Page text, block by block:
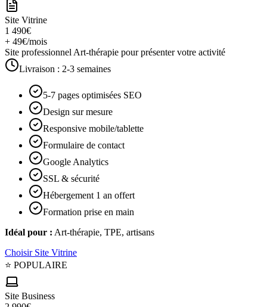
Site Vitrine
1 490€
+ 49€/mois
Site professionnel Art-thérapie pour présenter votre activité
Livraison : 2-3 semaines
5-7 pages optimisées SEO
Design sur mesure
Responsive mobile/tablette
Formulaire de contact
Google Analytics
SSL & sécurité
Hébergement 1 an offert
Formation prise en main
Idéal pour : Art-thérapie, TPE, artisans
Choisir Site Vitrine
⭐ POPULAIRE
Site Business